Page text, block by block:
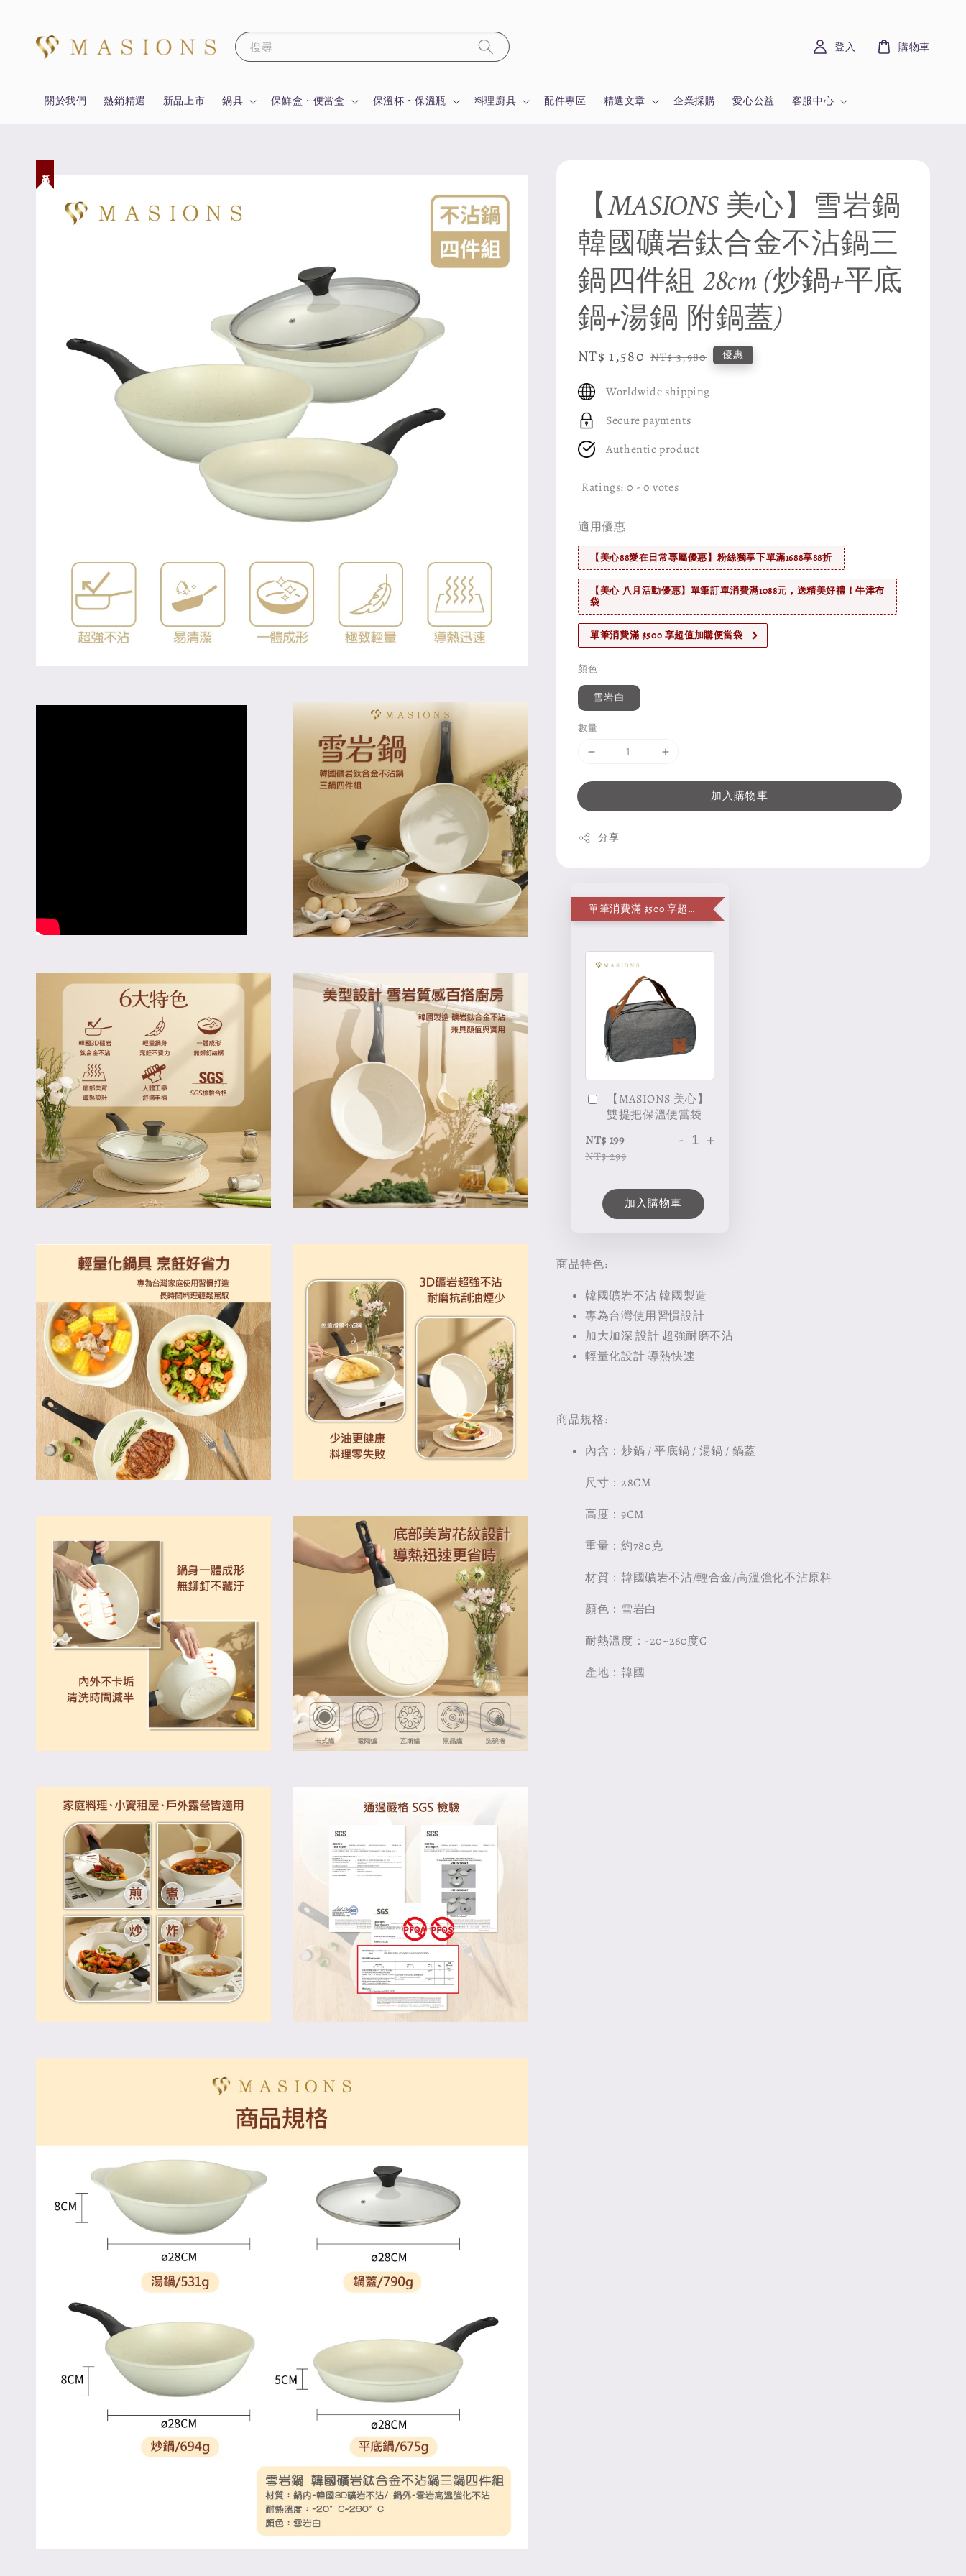
搜尋
關於我們 熱銷精選 新品上市 鍋具 保鮮盒・便當盒 保溫杯・保溫瓶 料理廚具 配件專區 精選文章 企業採購 愛心公益 客服中心
登入 購物車
【MASIONS 美心】雪岩鍋
韓國礦岩鈦合金不沾鍋三
鍋四件組 28cm (炒鍋+平底
鍋+湯鍋 附鍋蓋)
Sale
NT$ 1,580 Regular
NT$ 3,980 優惠
Worldwide shipping
Secure payments
Authentic product
Ratings: 0 -0 votes
適用優惠
【美心88愛在日常專屬優惠】粉絲獨享下單滿1688享88折
【美心 八月活動優惠】單筆訂單消費滿1088元，送精美好禮！牛津布
袋
單筆消費滿 $500 享超值加購便當袋
顏色
雪岩白
數量
加入購物車
分享
單筆消費滿 $500 享超值加購便當袋
【MASIONS 美心】
雙提把保溫便當袋
NT$ 199
NT$ 299
- +
加入購物車
商品特色:
韓國礦岩不沾 韓國製造
專為台灣使用習慣設計
加大加深 設計 超強耐磨不沾
輕量化設計 導熱快速
商品規格:
內含：炒鍋 / 平底鍋 / 湯鍋 / 鍋蓋
尺寸：28CM
高度：9CM
重量：約780克
材質：韓國礦岩不沾/輕合金/高溫強化不沾原料
顏色：雪岩白
耐熱溫度：-20~260度C
產地：韓國